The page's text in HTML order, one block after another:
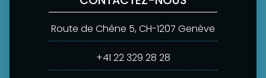
Route de Chêne 5, CH-1207 Genève
+41 22 329 28 28